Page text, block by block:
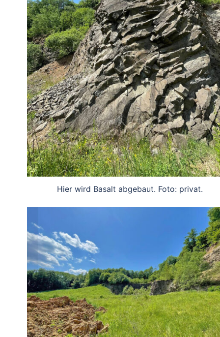
Hier wird Basalt abgebaut. Foto: privat.